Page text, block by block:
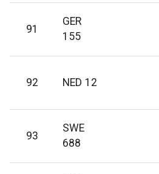
91
GER
155
92 NED 12
93
SWE
688